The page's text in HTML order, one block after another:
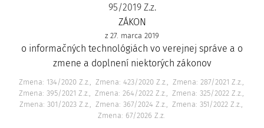
95/2019 Z.z.
ZÁKON
z 27. marca 2019
o informačných technológiách vo verejnej správe a o
zmene a doplnení niektorých zákonov
Zmena: 134/2020 Z.z. Zmena: 423/2020 Z.z.
Zmena: 287/2021 Z.z.
Zmena: 395/2021 Z.z.
Zmena: 264/2022 Z.z.
Zmena: 325/2022 Z.z.
Zmena: 301/2023 Z.z.
Zmena: 367/2024 Z.z.
Zmena: 351/2022 Z.z.
Zmena: 67/2026 Z.z.